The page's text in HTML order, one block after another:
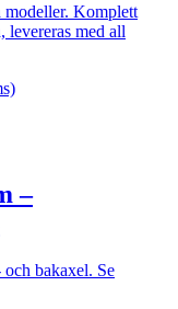
modeller. Komplett
med all
–
bakaxel. Se